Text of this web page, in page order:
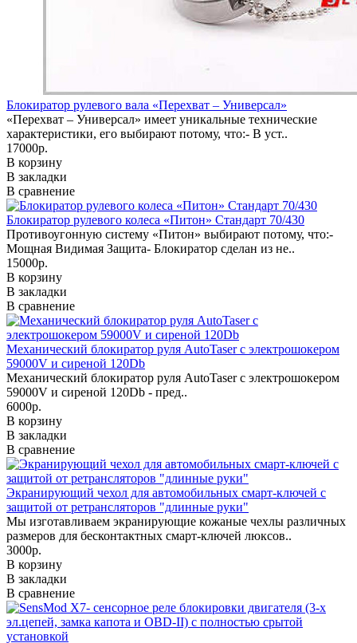
Блокиратор рулевого вала «Перехват – Универсал»
«Перехват – Универсал» имеет уникальные технические
характеристики, его выбирают потому, что:- В уст..
17000р.
В корзину
В закладки
В сравнение
Блокиратор рулевого колеса «Питон» Стандарт 70/430
Противоугонную систему «Питон» выбирают потому, что:-
Мощная Видимая Защита- Блокиратор сделан из не..
15000р.
В корзину
В закладки
В сравнение
Механический блокиратор руля AutoTaser с электрошокером
59000V и сиреной 120Db
Механический блокиратор руля AutoTaser с электрошокером
59000V и сиреной 120Db - пред..
6000р.
В корзину
В закладки
В сравнение
Экранирующий чехол для автомобильных смарт-ключей с
защитой от ретрансляторов "длинные руки"
Мы изготавливаем экранирующие кожаные чехлы различных
размеров для бесконтактных смарт-ключей люксов..
3000р.
В корзину
В закладки
В сравнение